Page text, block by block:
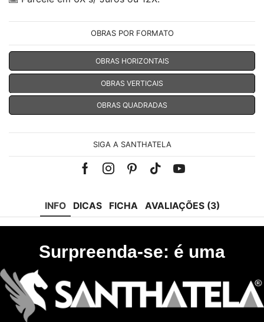
OBRAS POR FORMATO
OBRAS HORIZONTAIS
OBRAS VERTICAIS
OBRAS QUADRADAS
SIGA A SANTHATELA
FacebookInstagramPinterest
Tik-Youtube
INFO DICAS FICHA AVALIAÇÕES (3)
Surpreenda-se: é uma